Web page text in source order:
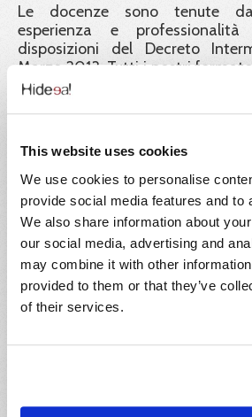
This website uses cookies
We use cookies to personalise
provide social media features and to
We also share information about
our social media, advertising and
may combine it with other
provided to them or that they’ve
of their services.
Le docenze sono tenute
esperienza e
disposizioni del Decreto
Marzo 2013. Tutti i nostri
aggiornamento periodici
garantire alle aziende e ai
modalità di erogazione.
Corsi in aula:
Tutti i corsi disponibili sul portale
fruibili anche in aula. Le nostre
Giuseppe Rosaccio 6 a Roma e
con la linea B della
aula avviene con una classe
di 5 partecipanti ed un
attraverso il calendario on line